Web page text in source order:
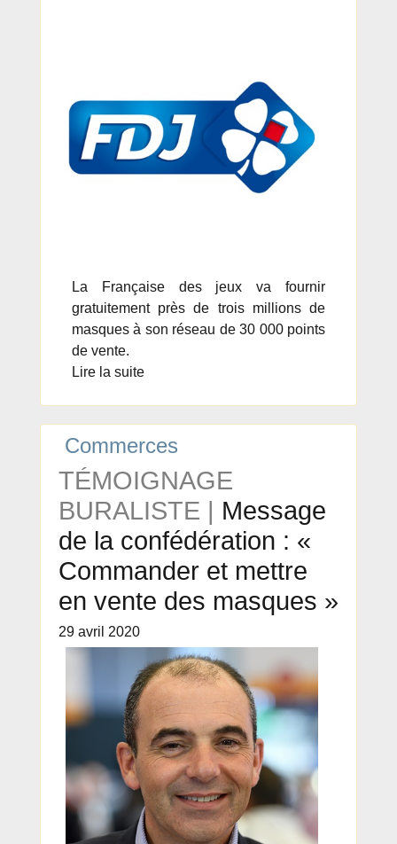
La Française des jeux va fournir
gratuitement près de trois millions de
masques à son réseau de 30 000 points
de vente.
Lire la suite
Commerces
TÉMOIGNAGE
BURALISTE | Message
de la confédération : «
Commander et mettre
en vente des masques »
29 avril 2020